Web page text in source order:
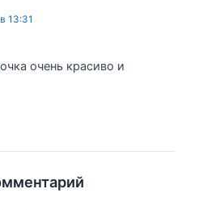
13:31
очень красиво и